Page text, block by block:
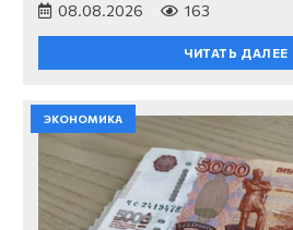
08.08.2026 163
ЧИТАТЬ ДАЛЕЕ
ЭКОНОМИКА